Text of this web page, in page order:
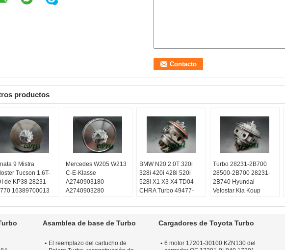
productos
9 Mistra
Tucson 1.6T-
de KP38 28231-
16389700013
de Turbo o
Mercedes W205 W213
C-E-Klasse
A2740903180
A2740903280
A2740904380
VSR de Turbo o
Garantía: Un año
BMW N20 2.0T 320i
328i 420i 428i 520i
528i X1 X3 X4 TD04
CHRA Turbo 49477-
Equilibrado:Técnicas
máquina del schenck
Calidad: Calidad del
Turbo 28231-2B700
28500-2B700 28231-
2B740 Hyundai
Velostar Kia Koup
53039980306
Equilibrado:Técnicas
máquina del schenck
Asamblea de base de Turbo
El reemplazo del cartucho de
Cargadores de Toyota Turbo
6 motor 17201-30100 KZN130 del